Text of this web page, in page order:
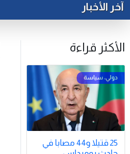
آخر الأخبار
الأكثر قراءة
25 قتيلا و44 مصابا في